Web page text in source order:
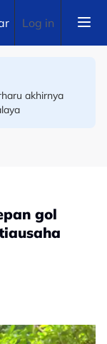
Log in
akhirnya
kedua --
gol